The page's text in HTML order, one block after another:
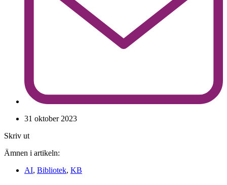
31 oktober 2023
Skriv ut
Ämnen i artikeln:
AI, Bibliotek, KB